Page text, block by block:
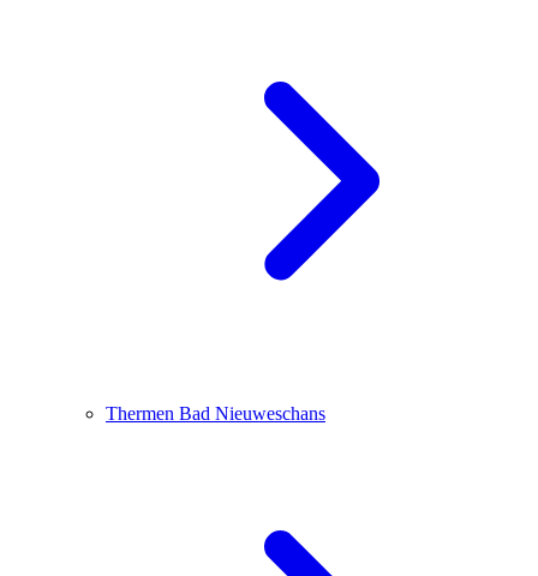
Thermen Bad Nieuweschans